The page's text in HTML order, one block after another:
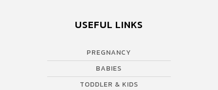
USEFUL LINKS
PREGNANCY
BABIES
TODDLER & KIDS